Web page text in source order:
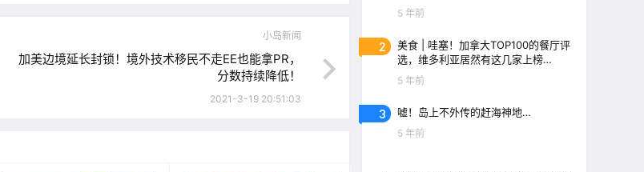
小岛新闻
加美边境延长封锁！境外技术移民不走EE也能拿PR，
分数持续降低！
2021-3-19 20:51:03
5 年前
2
美食 | 哇塞！加拿大TOP100的餐厅评
选，维多利亚居然有这几家上榜
了！！
5 年前
3 嘘！岛上不外传的赶海神地…
5 年前